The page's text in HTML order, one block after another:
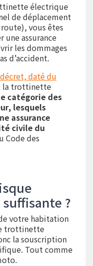
électrique
de déplacement
vous êtes
une assurance
les dommages
d’accident.
daté du
la trottinette
catégorie des
lesquels
assurance
civile du
Code des
?
votre habitation
trottinette
la souscription
Tout comme